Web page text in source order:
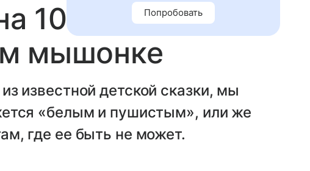
10 ноября:
мышонке
известной детской сказки, мы
«белым и пушистым», или же
где ее быть не может.
Попробовать